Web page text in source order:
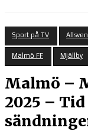
Sport på TV
Malmö FF Mjällby
Malmö –
2025 –